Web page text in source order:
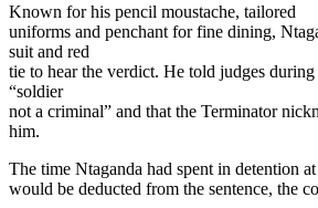
Known for his pencil moustache, tailored
uniforms and penchant for fine dining,
suit and red
tie to hear the verdict. He told judges
“soldier
not a criminal” and that the Terminator
him.
The time Ntaganda had spent in detention
would be deducted from the sentence, the